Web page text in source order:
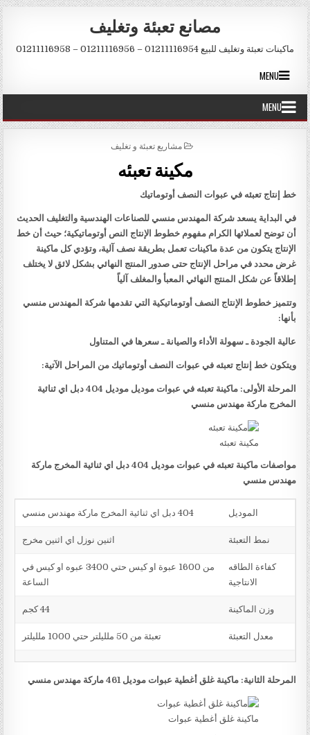
Skip to content
مصانع تعبئة وتغليف
ماكينات تعبئة وتغليف للبيع 01211116954 – 01211116956 – 01211116958
MENU
MENU
POSTED IN
مشاريع تعبئة و تغليف
مكينة تعبئه
خط إنتاج تعبئه في عبوات النصف أوتوماتيك
في البداية يسعد شركة المهندس منسي للصناعات الهندسية والتغليف الحديث
أن توضح لعملائها الكرام مفهوم خطوط الإنتاج النص أوتوماتيكية؛ حيث أن خط
الإنتاج يتكون من عدة ماكينات تعمل بطريقة نصف آلية، وتؤدي كل ماكينة
غرض محدد في مراحل الإنتاج حتى صدور المنتج النهائي بشكل لائق لا يختلف
إطلاقاً عن شكل المنتج النهائي المعبأ والمغلف آلياً
وتتميز خطوط الإنتاج النصف أوتوماتيكية التي تقدمها شركة المهندس منسي
بأنها:
عالية الجودة ـ سهولة الأداء والصيانة ـ سعرها في المتناول
ويتكون خط إنتاج تعبئه في عبوات النصف أوتوماتيك من المراحل الآتية:
المرحلة الأولى: ماكينة تعبئه في عبوات موديل موديل 404 دبل اي ثنائية
المخرج ماركة مهندس منسي
مكينة تعبئه
مواصفات ماكينة تعبئه في عبوات موديل 404 دبل اي ثنائية المخرج ماركة
مهندس منسي
الموديل 404 دبل اي ثنائية المخرج ماركة مهندس منسي
نمط التعبئة اثنين نوزل اي اثنين مخرج
كفاءة الطاقه
الانتاجية
من 1600 عبوة او كيس حتي 3400 عبوه او كيس في
الساعة
وزن الماكينة 44 كجم
معدل التعبئة تعبئة من 50 ملليلتر حتي 1000 ملليلتر
المرحلة الثانية: ماكينة غلق أغطية عبوات موديل 461 ماركة مهندس منسي
ماكينة غلق أغطية عبوات